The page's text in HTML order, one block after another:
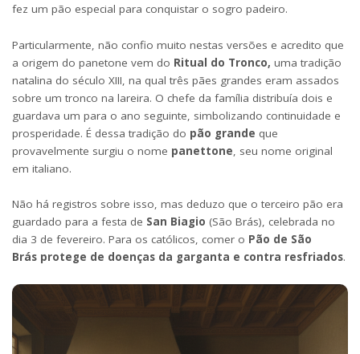
fez um pão especial para conquistar o sogro padeiro.
Particularmente, não confio muito nestas versões e acredito que
a origem do panetone vem do Ritual do Tronco, uma tradição
natalina do século XIII, na qual três pães grandes eram assados
sobre um tronco na lareira. O chefe da família distribuía dois e
guardava um para o ano seguinte, simbolizando continuidade e
prosperidade. É dessa tradição do pão grande que
provavelmente surgiu o nome panettone, seu nome original
em italiano.
Não há registros sobre isso, mas deduzo que o terceiro pão era
guardado para a festa de San Biagio (São Brás), celebrada no
dia 3 de fevereiro. Para os católicos, comer o Pão de São
Brás protege de doenças da garganta e contra resfriados.